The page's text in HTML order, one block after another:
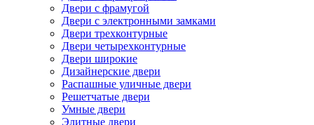
Двери с фрамугой
Двери с электронными замками
Двери трехконтурные
Двери четырехконтурные
Двери широкие
Дизайнерские двери
Распашные уличные двери
Решетчатые двери
Умные двери
Элитные двери